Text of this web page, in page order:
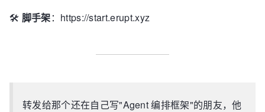
🛠️ 脚手架：https://start.erupt.xyz
转发给那个还在自己写"Agent 编排框架"的朋友，他